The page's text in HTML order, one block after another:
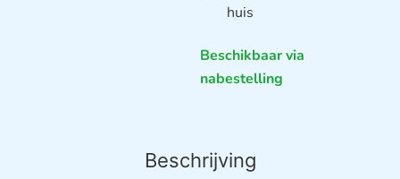
huis
Beschikbaar via
nabestelling
Beschrijving